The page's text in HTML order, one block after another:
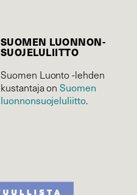
SUOMEN LUONNON­
SUOJELU­LIITTO
Suomen Luonto -lehden
kustantaja onSuomen
luonnonsuojelu­liitto.